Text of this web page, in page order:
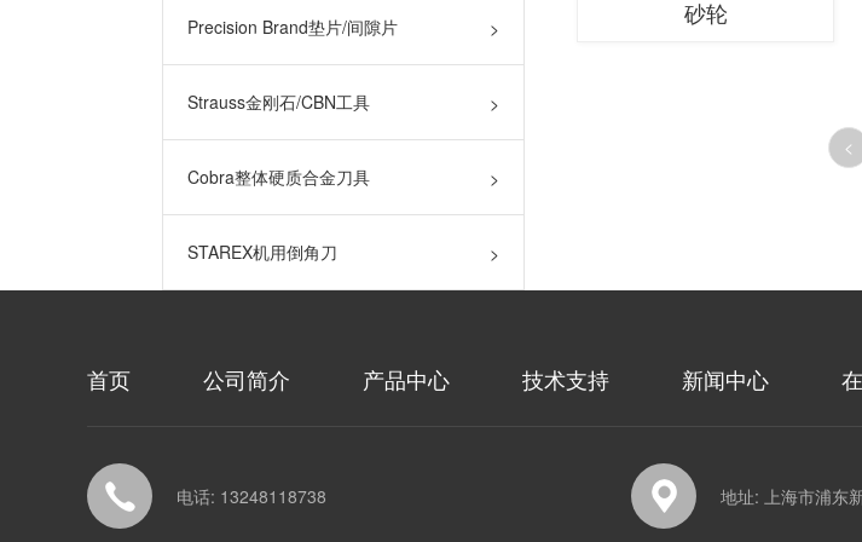
Precision Brand垫片/间隙片 >
Strauss金刚石/CBN工具 >
Cobra整体硬质合金刀具 >
STAREX机用倒角刀 >
砂轮
<
首页 公司简介 产品中心 技术支持 新闻中心
电话: 13248118738 地址: 上海市浦东